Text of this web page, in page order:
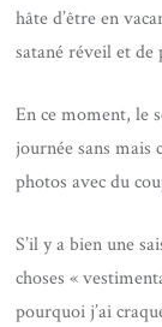
hâte d’être en
satané réveil et
En ce moment, le
journée sans mais
photos avec du
S’il y a bien une
choses «
pourquoi j’ai